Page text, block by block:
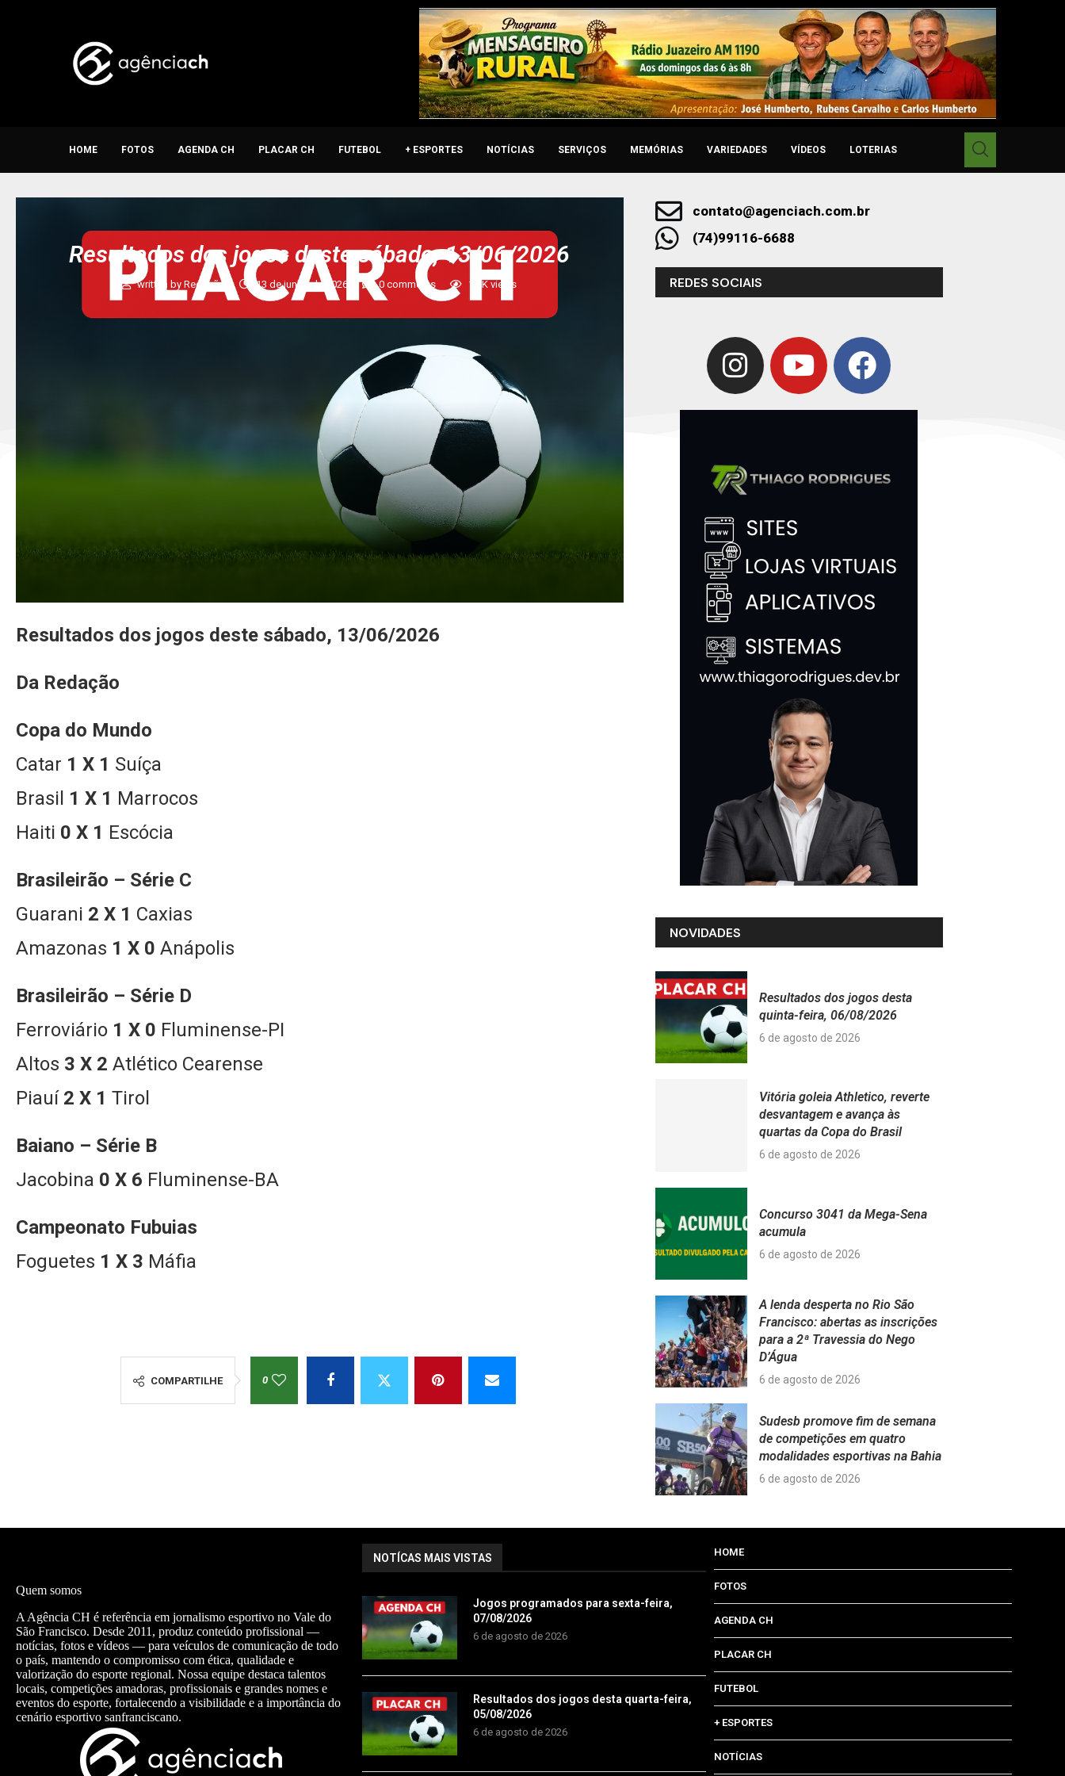
HOME FOTOS AGENDA CH PLACAR CH FUTEBOL + ESPORTES NOTÍCIAS SERVIÇOS MEMÓRIAS VARIEDADES VÍDEOS LOTERIAS
Resultados dos jogos deste sábado, 13/06/2026
written byRedação 13 de junho de 2026 0 comments 1,8K views
Resultados dos jogos deste sábado, 13/06/2026
Da Redação
Copa do Mundo
Catar 1 X 1 Suíça
Brasil 1 X 1 Marrocos
Haiti 0 X 1 Escócia
Brasileirão – Série C
Guarani 2 X 1 Caxias
Amazonas 1 X 0 Anápolis
Brasileirão – Série D
Ferroviário 1 X 0 Fluminense-PI
Altos 3 X 2 Atlético Cearense
Piauí 2 X 1 Tirol
Baiano – Série B
Jacobina 0 X 6 Fluminense-BA
Campeonato Fubuias
Foguetes 1 X 3 Máfia
COMPARTILHE 0
contato@agenciach.com.br
(74)99116-6688
REDES SOCIAIS
NOVIDADES
Resultados dos jogos desta
quinta-feira, 06/08/2026
6 de agosto de 2026
Vitória goleia Athletico, reverte
desvantagem e avança às
quartas da Copa do Brasil
6 de agosto de 2026
Concurso 3041 da Mega-Sena
acumula
6 de agosto de 2026
A lenda desperta no Rio São
Francisco: abertas as inscrições
para a 2ª Travessia do Nego
D’Água
6 de agosto de 2026
Sudesb promove fim de semana
de competições em quatro
modalidades esportivas na Bahia
6 de agosto de 2026
Quem somos
A Agência CH é referência em jornalismo esportivo no Vale do
São Francisco. Desde 2011, produz conteúdo profissional —
notícias, fotos e vídeos — para veículos de comunicação de todo
o país, mantendo o compromisso com ética, qualidade e
valorização do esporte regional. Nossa equipe destaca talentos
locais, competições amadoras, profissionais e grandes nomes e
eventos do esporte, fortalecendo a visibilidade e a importância do
cenário esportivo sanfranciscano.
NOTÍCAS MAIS VISTAS
Jogos programados para sexta-feira,
07/08/2026
6 de agosto de 2026
Resultados dos jogos desta quarta-feira,
05/08/2026
6 de agosto de 2026
HOME
FOTOS
AGENDA CH
PLACAR CH
FUTEBOL
+ ESPORTES
NOTÍCIAS